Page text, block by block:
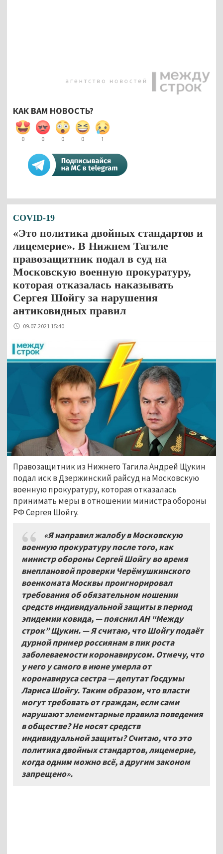
КАК ВАМ НОВОСТЬ?
0 0 0 0 1
COVID-19
«Это политика двойных стандартов и
лицемерие». В Нижнем Тагиле
правозащитник подал в суд на
Московскую военную прокуратуру,
которая отказалась наказывать
Сергея Шойгу за нарушения
антиковидных правил
09.07.2021 15:40
Правозащитник из Нижнего Тагила Андрей Щукин
подал иск в Дзержинский райсуд на Московскую
военную прокуратуру, которая отказалась
принимать меры в отношении министра обороны
РФ Сергея Шойгу.
«Я направил жалобу в Московскую
военную прокуратуру после того, как
министр обороны Сергей Шойгу во время
внеплановой проверки Черёмушкинского
военкомата Москвы проигнорировал
требования об обязательном ношении
средств индивидуальной защиты в период
эпидемии ковида, — пояснил АН “Между
строк” Щукин. — Я считаю, что Шойгу подаёт
дурной пример россиянам в пик роста
заболеваемости коронавирусом. Отмечу, что
у него у самого в июне умерла от
коронавируса сестра — депутат Госдумы
Лариса Шойгу. Таким образом, что власти
могут требовать от граждан, если сами
нарушают элементарные правила поведения
в обществе? Не носят средств
индивидуальной защиты? Считаю, что это
политика двойных стандартов, лицемерие,
когда одним можно всё, а другим законом
запрещено».